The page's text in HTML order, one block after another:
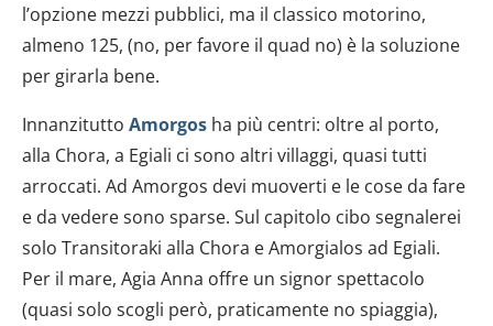
l’opzione mezzi pubblici, ma il classico motorino,
almeno 125, (no, per favore il quad no) è la soluzione
per girarla bene.
Innanzitutto Amorgos ha più centri: oltre al porto,
alla Chora, a Egiali ci sono altri villaggi, quasi tutti
arroccati. Ad Amorgos devi muoverti e le cose da fare
e da vedere sono sparse. Sul capitolo cibo segnalerei
solo Transitoraki alla Chora e Amorgialos ad Egiali.
Per il mare, Agia Anna offre un signor spettacolo
(quasi solo scogli però, praticamente no spiaggia),